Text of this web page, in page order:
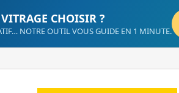
CHOISIR ?
NOTRE OUTIL VOUS GUIDE EN 1 MINUTE.
in to save products in your wishlist.